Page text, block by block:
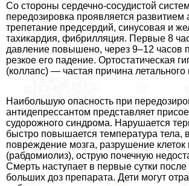
Со стороны сердечно-сосудистой
передозировка проявляется развитием
трепетание предсердий, синусовая и
тахикардия, фибрилляция. Первые 8
давление повышено, через 9–12 часов
резкое его падение. Ортостатическая
(коллапс) — частая причина летального
Наибольшую опасность при
антидепрессантом представляет
судорожного синдрома. Нарушается
быстро повышается температура тела,
повреждение мозга, разрушение
(рабдомиолиз), острую почечную
Смерть наступает в первые сутки
больших доз препарата. Дети могут